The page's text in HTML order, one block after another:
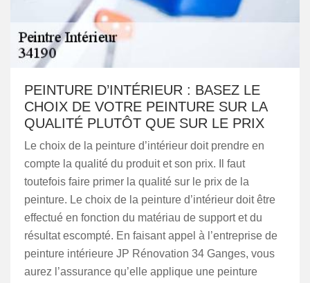
PEINTURE D’INTÉRIEUR : BASEZ LE
CHOIX DE VOTRE PEINTURE SUR LA
QUALITÉ PLUTÔT QUE SUR LE PRIX
Le choix de la peinture d’intérieur doit prendre en
compte la qualité du produit et son prix. Il faut
toutefois faire primer la qualité sur le prix de la
peinture. Le choix de la peinture d’intérieur doit être
effectué en fonction du matériau de support et du
résultat escompté. En faisant appel à l’entreprise de
peinture intérieure JP Rénovation 34 Ganges, vous
aurez l’assurance qu’elle applique une peinture